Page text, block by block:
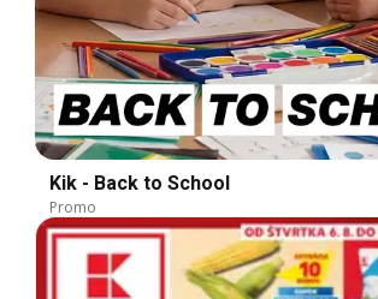
Kik - Back to School
Promo